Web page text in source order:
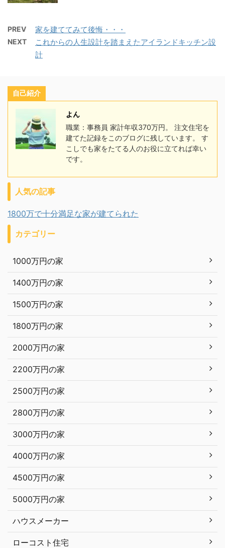
PREV 家を建ててみて後悔・・・
NEXT
これからの人生設計を踏まえたアイランドキッチン設
計
自己紹介
よん
職業：事務員 家計年収370万円。 注文住宅を
建てた記録をこのブログに残しています。 す
こしでも家をたてる人のお役に立てれば幸い
です。
人気の記事
1800万で十分満足な家が建てられた
カテゴリー
1000万円の家
1400万円の家
1500万円の家
1800万円の家
2000万円の家
2200万円の家
2500万円の家
2800万円の家
3000万円の家
4000万円の家
4500万円の家
5000万円の家
ハウスメーカー
ローコスト住宅